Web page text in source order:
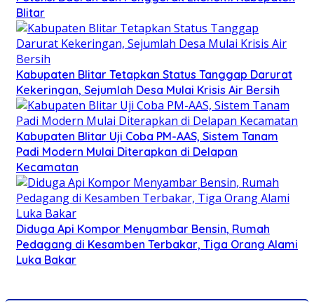
Blitar
Kabupaten Blitar Tetapkan Status Tanggap Darurat
Kekeringan, Sejumlah Desa Mulai Krisis Air Bersih
Kabupaten Blitar Uji Coba PM-AAS, Sistem Tanam
Padi Modern Mulai Diterapkan di Delapan
Kecamatan
Diduga Api Kompor Menyambar Bensin, Rumah
Pedagang di Kesamben Terbakar, Tiga Orang Alami
Luka Bakar